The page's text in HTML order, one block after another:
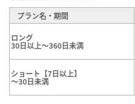
プラン名・期間
ロング
30日以上～360日未満
ショート【7日以上】
～30日未満